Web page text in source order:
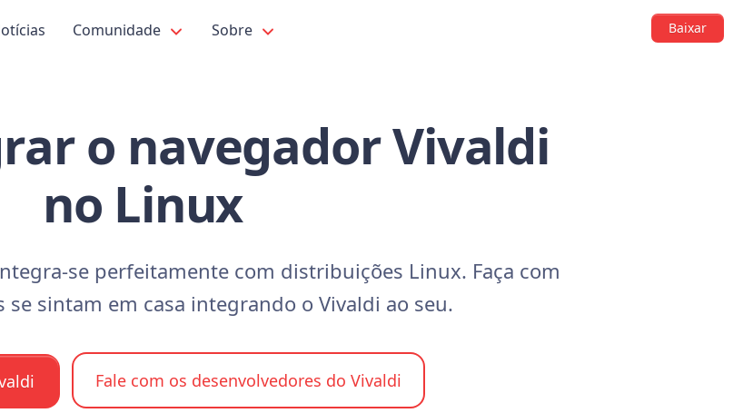
Comunidade Sobre Baixar
o navegador Vivaldi
no Linux
se perfeitamente com distribuições Linux. Faça com
se sintam em casa integrando o Vivaldi ao seu.
Fale com os desenvolvedores do Vivaldi